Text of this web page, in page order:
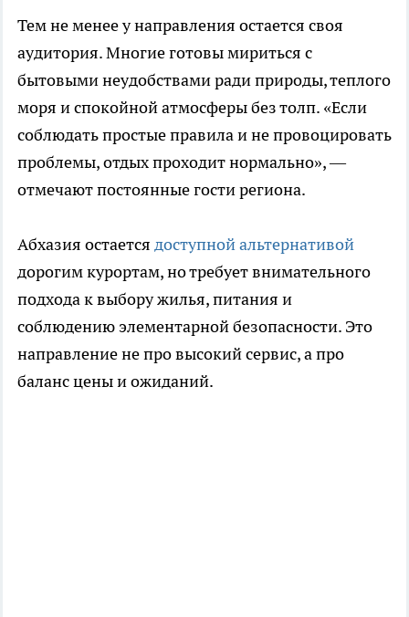
Тем не менее у направления остается своя
аудитория. Многие готовы мириться с
бытовыми неудобствами ради природы, теплого
моря и спокойной атмосферы без толп. «Если
соблюдать простые правила и не провоцировать
проблемы, отдых проходит нормально», —
отмечают постоянные гости региона.
Абхазия остается доступной альтернативой
дорогим курортам, но требует внимательного
подхода к выбору жилья, питания и
соблюдению элементарной безопасности. Это
направление не про высокий сервис, а про
баланс цены и ожиданий.